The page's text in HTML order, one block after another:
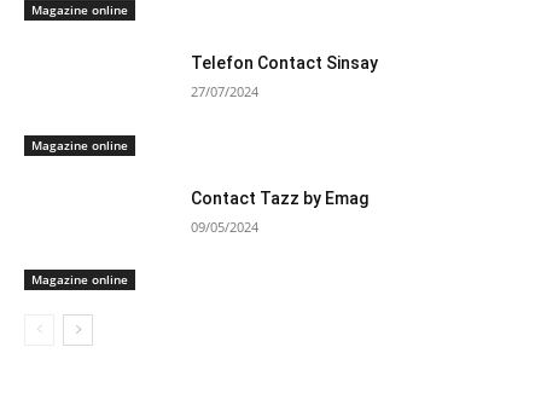
Magazine online
Magazine online
Telefon Contact Sinsay
27/07/2024
Magazine online
Contact Tazz by Emag
09/05/2024